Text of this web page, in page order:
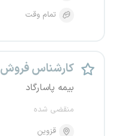
تمام وقت
کارشناس فروش
بیمه پاسارگاد
منقضی شده
قزوین